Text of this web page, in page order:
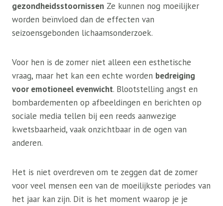
gezondheidsstoornissen Ze kunnen nog moeilijker
worden beïnvloed dan de effecten van
seizoensgebonden lichaamsonderzoek.
Voor hen is de zomer niet alleen een esthetische
vraag, maar het kan een echte worden bedreiging
voor emotioneel evenwicht. Blootstelling angst en
bombardementen op afbeeldingen en berichten op
sociale media tellen bij een reeds aanwezige
kwetsbaarheid, vaak onzichtbaar in de ogen van
anderen.
Het is niet overdreven om te zeggen dat de zomer
voor veel mensen een van de moeilijkste periodes van
het jaar kan zijn. Dit is het moment waarop je je